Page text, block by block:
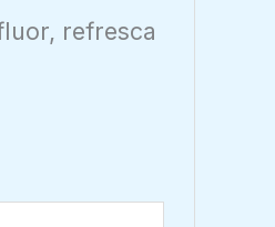
refresca